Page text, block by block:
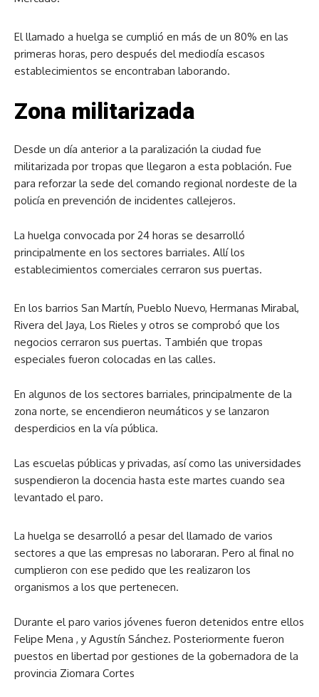
El llamado a huelga se cumplió en más de un 80% en las
primeras horas, pero después del mediodía escasos
establecimientos se encontraban laborando.
Zona militarizada
Desde un día anterior a la paralización la ciudad fue
militarizada por tropas que llegaron a esta población. Fue
para reforzar la sede del comando regional nordeste de la
policía en prevención de incidentes callejeros.
La huelga convocada por 24 horas se desarrolló
principalmente en los sectores barriales. Allí los
establecimientos comerciales cerraron sus puertas.
En los barrios San Martín, Pueblo Nuevo, Hermanas Mirabal,
Rivera del Jaya, Los Rieles y otros se comprobó que los
negocios cerraron sus puertas. También que tropas
especiales fueron colocadas en las calles.
En algunos de los sectores barriales, principalmente de la
zona norte, se encendieron neumáticos y se lanzaron
desperdicios en la vía pública.
Las escuelas públicas y privadas, así como las universidades
suspendieron la docencia hasta este martes cuando sea
levantado el paro.
La huelga se desarrolló a pesar del llamado de varios
sectores a que las empresas no laboraran. Pero al final no
cumplieron con ese pedido que les realizaron los
organismos a los que pertenecen.
Durante el paro varios jóvenes fueron detenidos entre ellos
Felipe Mena , y Agustín Sánchez. Posteriormente fueron
puestos en libertad por gestiones de la gobernadora de la
provincia Ziomara Cortes